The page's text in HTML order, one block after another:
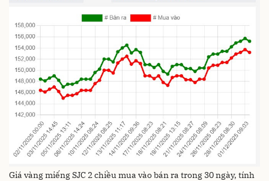
Giá vàng miếng SJC 2 chiều mua vào bán ra trong 30 ngày, tính